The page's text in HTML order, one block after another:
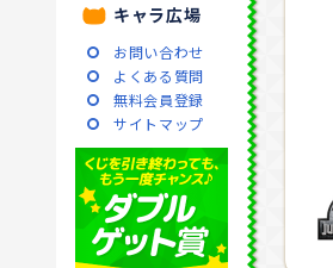
キャラ広場
お問い合わせ
よくある質問
無料会員登録
サイトマップ